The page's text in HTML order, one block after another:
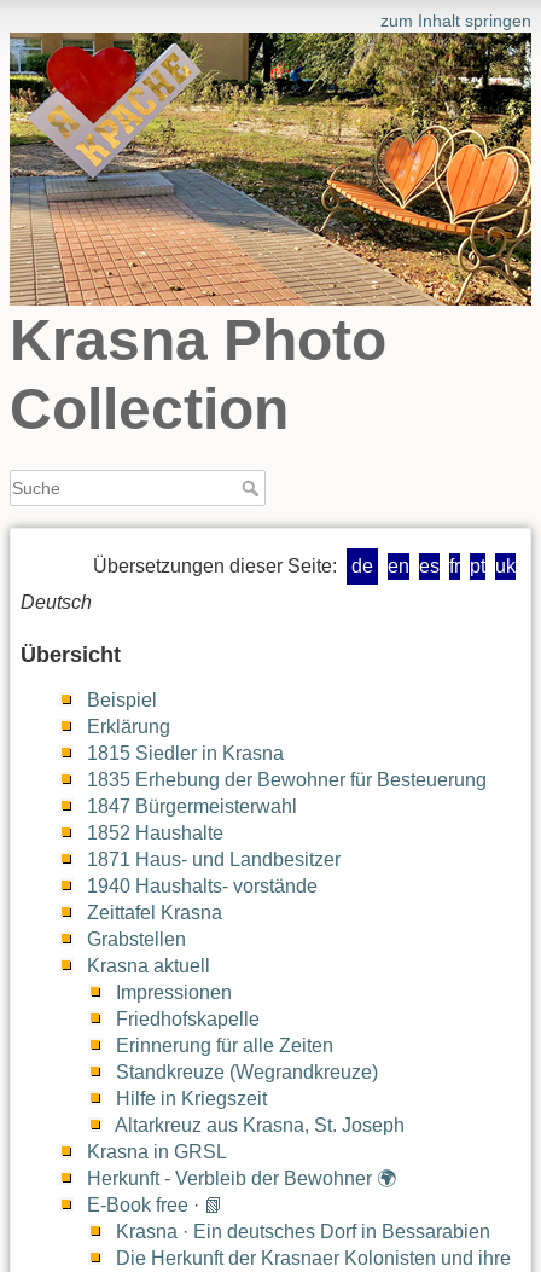
zum Inhalt springen
Krasna Photo
Collection
Übersetzungen dieser Seite: de en es fr pt uk
Deutsch
Übersicht
Beispiel
Erklärung
1815 Siedler in Krasna
1835 Erhebung der Bewohner für Besteuerung
1847 Bürgermeisterwahl
1852 Haushalte
1871 Haus- und Landbesitzer
1940 Haushalts- vorstände
Zeittafel Krasna
Grabstellen
Krasna aktuell
Impressionen
Friedhofskapelle
Erinnerung für alle Zeiten
Standkreuze (Wegrandkreuze)
Hilfe in Kriegszeit
Altarkreuz aus Krasna, St. Joseph
Krasna in GRSL
Herkunft - Verbleib der Bewohner 🌍
E-Book free · 📗
Krasna · Ein deutsches Dorf in Bessarabien
Die Herkunft der Krasnaer Kolonisten und ihre